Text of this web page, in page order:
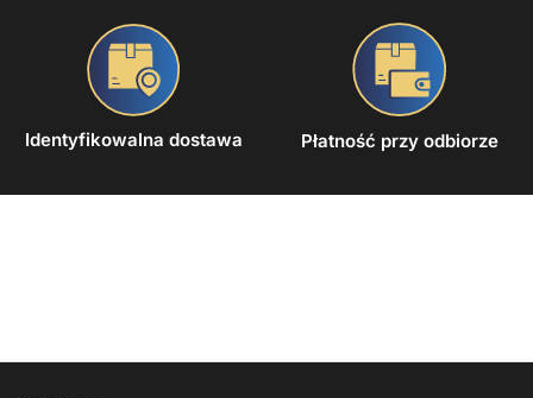
Identyfikowalna dostawa Płatność przy odbiorze